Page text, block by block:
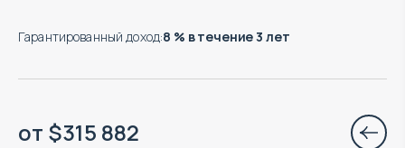
Гарантированный доход:8 % в течение 3 лет
от $315 882